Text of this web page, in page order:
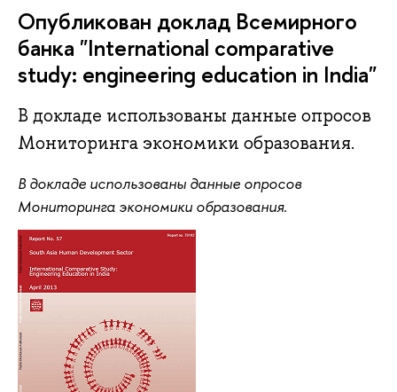
Опубликован доклад Всемирного
банка "International comparative
study: engineering education in India"
В докладе использованы данные опросов
Мониторинга экономики образования.
В докладе использованы данные опросов
Мониторинга экономики образования.